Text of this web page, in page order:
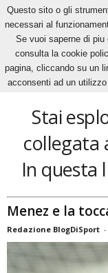
Home Tags Toccatina a
toccatina a
Stai
collegata
In questa
Menez e la
Redazione BlogDiSport -
Questo sito o gli
necessari al
Se vuoi saperne di
consulta la cookie
pagina, cliccando su un
acconsenti ad un